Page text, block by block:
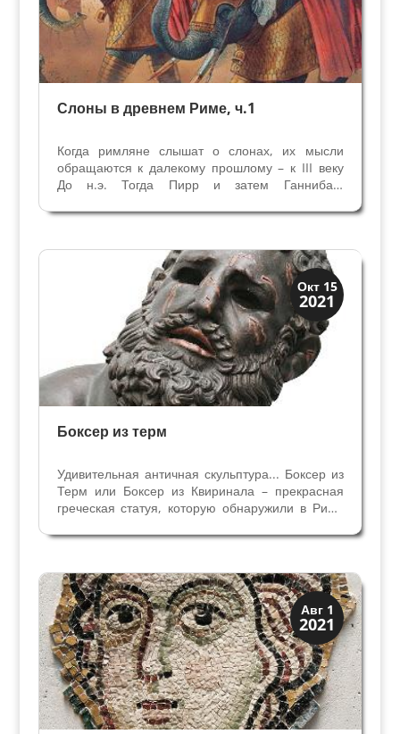
Слоны в древнем Риме, ч.1
Когда римляне слышат о слонах, их мысли
обращаются к далекому прошлому – к III веку
До н.э. Тогда Пирр и затем Ганнибал,
боевыми слонами пересек Альпы, полный
римлян при виде этих...
Окт 15
2021
Древний Рим
История
Боксер из терм
Удивительная античная скульптура... Боксер из
Терм или Боксер из Квиринала – прекрасная
греческая статуя, которую обнаружили в Риме
она находилась в Термах Константина – так
из...
Авг 1
2021
Древний Рим
История